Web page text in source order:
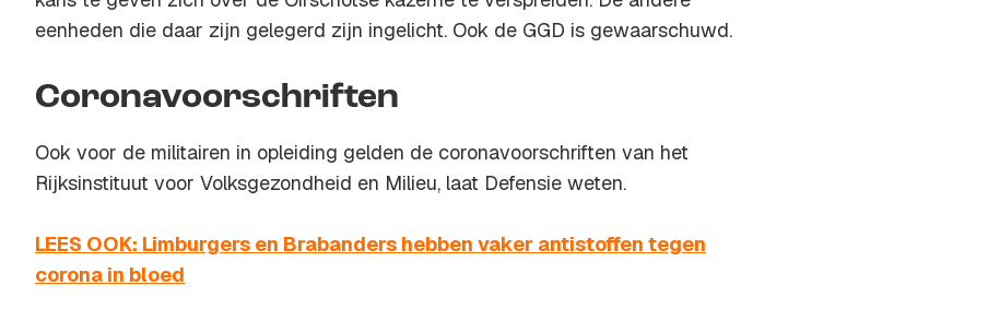
eenheden die daar zijn gelegerd zijn ingelicht. Ook de GGD is gewaarschuwd.
Coronavoorschriften
Ook voor de militairen in opleiding gelden de coronavoorschriften van het
Rijksinstituut voor Volksgezondheid en Milieu, laat Defensie weten.
LEES OOK: Limburgers en Brabanders hebben vaker antistoffen tegen
corona in bloed